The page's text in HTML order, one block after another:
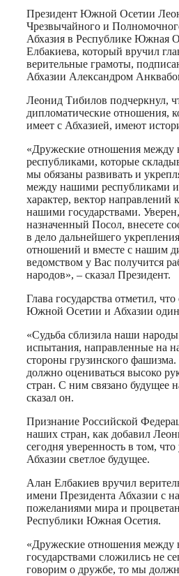
Print
Президент Южной Осетии
Чрезвычайного и
Абхазия в Республике Южная
Елбакиева, который вручил
верительные грамоты,
Абхазии Александром
Леонид Тибилов подчеркнул,
дипломатические отношения,
имеет с Абхазией, имеют
«Дружеские отношения
республиками, которые
мы обязаны развивать и
между нашими республиками
характер, вектор направлений
нашими государствами.
назначенный Посол, внесете
в дело дальнейшего
отношений и вместе с нашим
ведомством у Вас получится
народов», – сказал Президент.
Глава государства отметил,
Южной Осетии и Абхазии
«Судьба сблизила наши
испытания, направленные на
стороны грузинского
должно оцениваться высоко
стран. С ним связано будущее
сказал он.
Признание Российской
наших стран, как добавил
сегодня уверенность в том,
Абхазии светлое будущее.
Алан Елбакиев вручил
имени Президента Абхазии с
пожеланиями мира и
Республики Южная Осетия.
«Дружеские отношения
государствами сложились не
говорим о дружбе, то мы